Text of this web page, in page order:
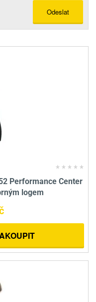
Odeslat
Performance Center
logem